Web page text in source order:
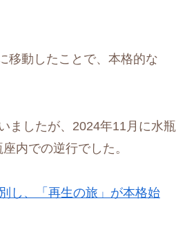
移動したことで、本格的な
ましたが、2024年11月に水瓶
内での逆行でした。
し、「再生の旅」が本格始